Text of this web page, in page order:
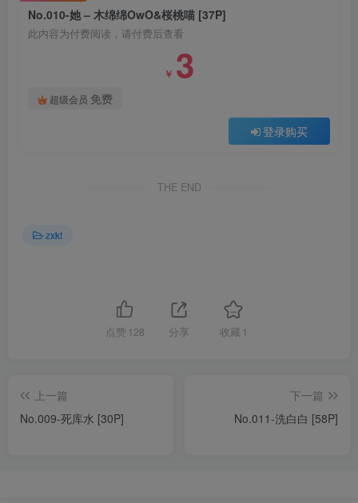
No.010-她 – 木绵绵OwO&桜桃喵 [37P]
此内容为付费阅读，请付费后查看
￥ 3
超级会员 免费
登录购买
THE END
zxkt
点赞 128 分享 收藏 1
上一篇
No.009-死库水 [30P]
下一篇
No.011-洗白白 [58P]